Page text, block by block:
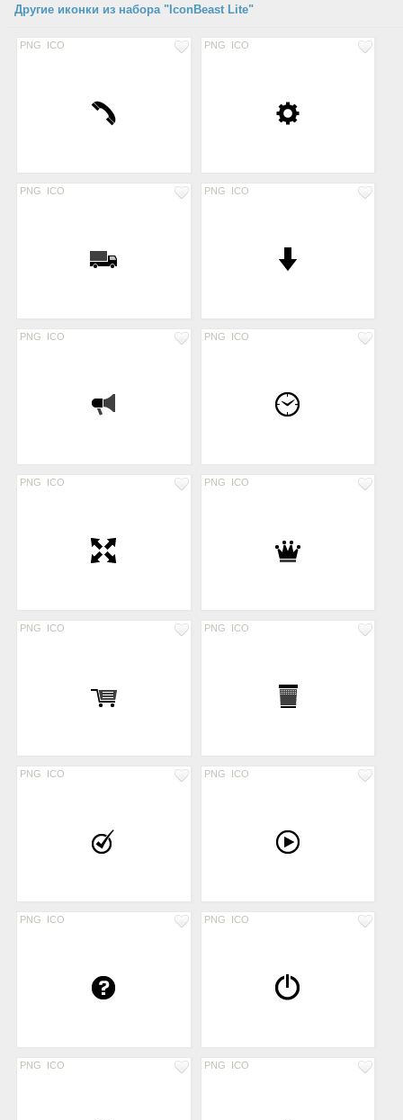
Другие иконки из набора "IconBeast Lite"
PNG ICO PNG ICO
PNG ICO PNG ICO
PNG ICO PNG ICO
PNG ICO PNG ICO
PNG ICO PNG ICO
PNG ICO PNG ICO
PNG ICO PNG ICO
PNG ICO PNG ICO